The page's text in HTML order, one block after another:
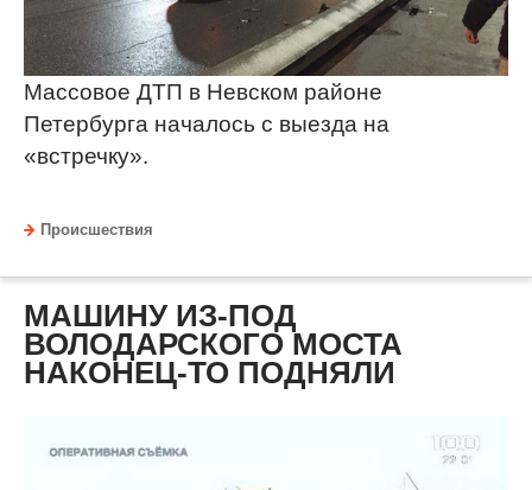
Массовое ДТП в Невском районе
Петербурга началось с выезда на
«встречку».
Происшествия
МАШИНУ ИЗ-ПОД
ВОЛОДАРСКОГО МОСТА
НАКОНЕЦ-ТО ПОДНЯЛИ